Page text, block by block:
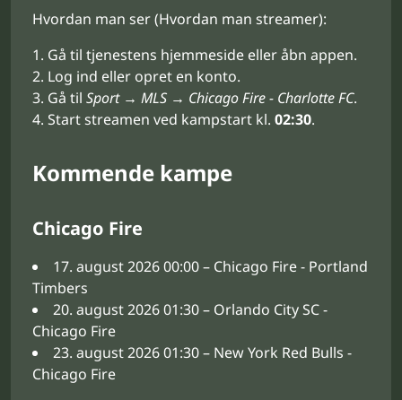
Hvordan man ser (Hvordan man streamer):
Gå til tjenestens hjemmeside eller åbn appen.
Log ind eller opret en konto.
Gå til Sport → MLS → Chicago Fire - Charlotte FC.
Start streamen ved kampstart kl. 02:30.
Kommende kampe
Chicago Fire
17. august 2026 00:00 – Chicago Fire - Portland
Timbers
20. august 2026 01:30 – Orlando City SC -
Chicago Fire
23. august 2026 01:30 – New York Red Bulls -
Chicago Fire